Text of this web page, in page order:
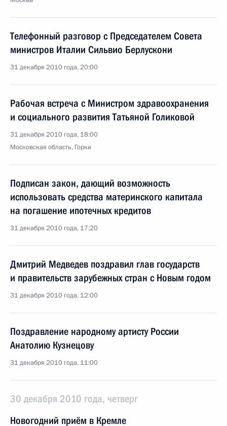
Телефонный разговор с Председателем Совета
министров Италии Сильвио Берлускони
31 декабря 2010 года, 20:00
Рабочая встреча с Министром здравоохранения
и социального развития Татьяной Голиковой
31 декабря 2010 года, 18:00
Московская область, Горки
Подписан закон, дающий возможность
использовать средства материнского капитала
на погашение ипотечных кредитов
31 декабря 2010 года, 17:20
Дмитрий Медведев поздравил глав государств
и правительств зарубежных стран с Новым годом
31 декабря 2010 года, 12:00
Поздравление народному артисту России
Анатолию Кузнецову
31 декабря 2010 года, 11:00
30 декабря 2010 года, четверг
Новогодний приём в Кремле